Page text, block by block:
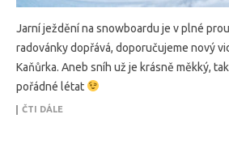
Jarní ježdění na snowboardu je v plné
radovánky dopřává, doporučujeme nový
Kaňůrka. Aneb sníh už je krásně měkký,
pořádné létat
ČTI DÁLE